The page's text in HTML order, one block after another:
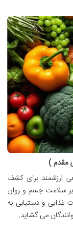
مقدم )
ارزشمند برای کشف
بر سلامت جسم و روان
غذایی و دستیابی به
می گشاید.